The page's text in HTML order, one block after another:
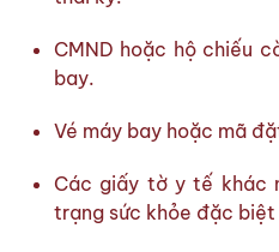
CMND hoặc hộ chiếu
bay.
Vé máy bay hoặc mã
Các giấy tờ y tế khác
trạng sức khỏe đặc